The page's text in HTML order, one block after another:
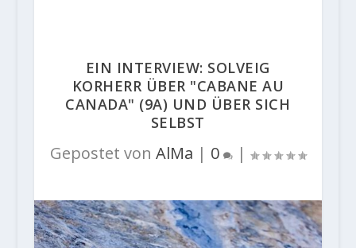
EIN INTERVIEW: SOLVEIG
KORHERR ÜBER "CABANE AU
CANADA" (9A) UND ÜBER SICH
SELBST
Gepostet von AlMa | 0 |